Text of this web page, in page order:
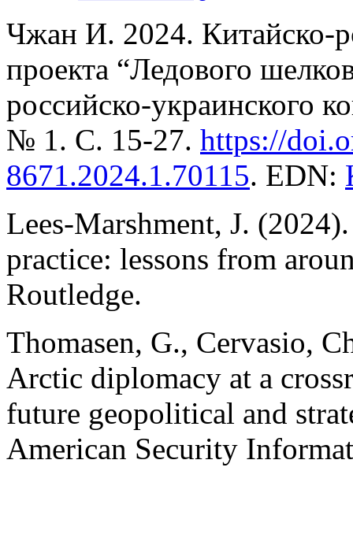
Чжан И. 2024. Китайско-
проекта “Ледового
российско-украинского
№ 1. С. 15-27. https://doi.
8671.2024.1.70115. EDN:
Lees-Marshment, J.
practice: lessons from
Routledge.
Thomasen, G., Cervasio,
Arctic diplomacy at a
future geopolitical and
American Security